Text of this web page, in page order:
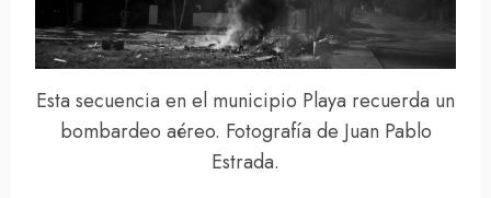
Esta secuencia en el municipio Playa recuerda un
bombardeo aéreo. Fotografía de Juan Pablo
Estrada.